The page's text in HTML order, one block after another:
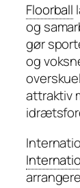
Floorball
og
gør
og
attraktiv